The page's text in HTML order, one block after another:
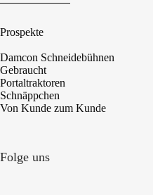
Prospekte
Damcon Schneidebühnen
Gebraucht
Portaltraktoren
Schnäppchen
Von Kunde zum Kunde
Folge uns